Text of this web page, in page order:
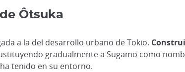
Ôtsuka
a la del desarrollo urbano de Tokio.
gradualmente a Sugamo como
tenido en su entorno.